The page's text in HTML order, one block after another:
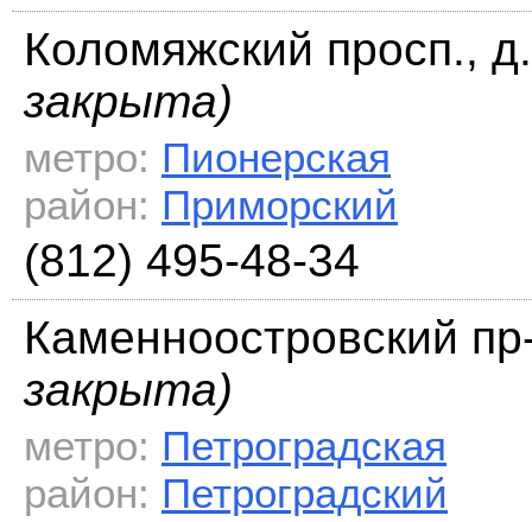
Коломяжский просп.,
закрыта)
метро: Пионерская
район: Приморский
(812) 495-48-34
Каменноостровский
закрыта)
метро: Петроградская
район: Петроградский